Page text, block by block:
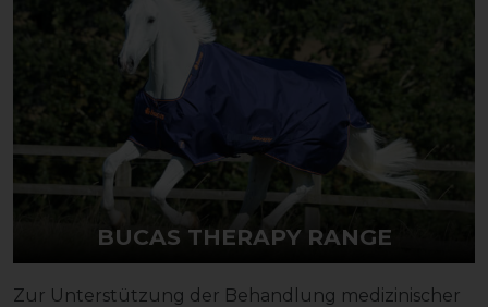
BUCAS THERAPY RANGE
Zur Unterstützung der Behandlung medizinischer